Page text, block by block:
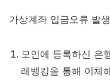
가상계좌 입금오류 발
모인에 등록하신 은
레뱅킹을 통해 이체